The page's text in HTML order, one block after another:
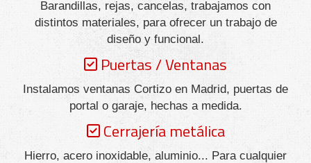
Barandillas, rejas, cancelas, trabajamos con
distintos materiales, para ofrecer un trabajo de
diseño y funcional.
Puertas / Ventanas
Instalamos ventanas Cortizo en Madrid, puertas de
portal o garaje, hechas a medida.
Cerrajería metálica
Hierro, acero inoxidable, aluminio... Para cualquier